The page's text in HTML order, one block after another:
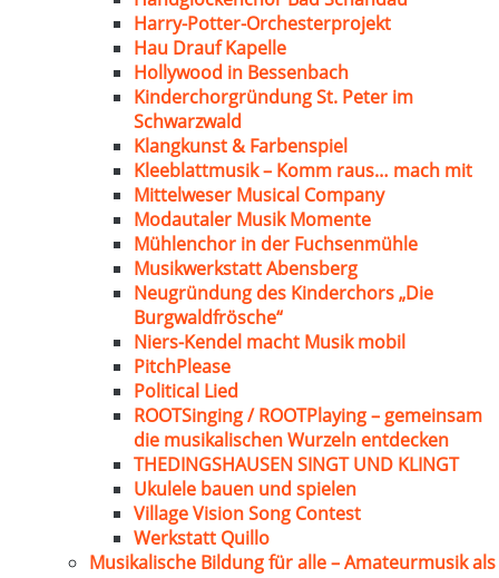
Harry-Potter-Orchesterprojekt
Hau Drauf Kapelle
Hollywood in Bessenbach
Kinderchorgründung St. Peter im
Schwarzwald
Klangkunst & Farbenspiel
Kleeblattmusik – Komm raus… mach mit
Mittelweser Musical Company
Modautaler Musik Momente
Mühlenchor in der Fuchsenmühle
Musikwerkstatt Abensberg
Neugründung des Kinderchors „Die
Burgwaldfrösche“
Niers-Kendel macht Musik mobil
PitchPlease
Political Lied
ROOTSinging / ROOTPlaying – gemeinsam
die musikalischen Wurzeln entdecken
THEDINGSHAUSEN SINGT UND KLINGT
Ukulele bauen und spielen
Village Vision Song Contest
Werkstatt Quillo
Musikalische Bildung für alle – Amateurmusik als